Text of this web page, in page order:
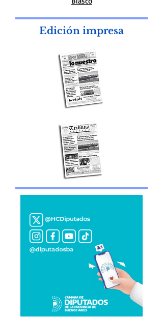
Redactor Especial:Fernando Gañete
Blasco
Edición impresa